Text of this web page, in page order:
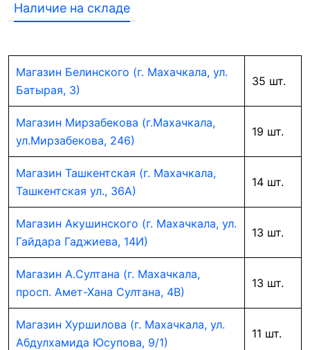
Наличие на складе
Магазин Белинского (г. Махачкала, ул.
Батырая, 3)
35 шт.
Магазин Мирзабекова (г.Махачкала,
ул.Мирзабекова, 246)
19 шт.
Магазин Ташкентская (г. Махачкала,
Ташкентская ул., 36А)
14 шт.
Магазин Акушинского (г. Махачкала, ул.
Гайдара Гаджиева, 14И)
13 шт.
Магазин А.Султана (г. Махачкала,
просп. Амет-Хана Султана, 4В)
13 шт.
Магазин Хуршилова (г. Махачкала, ул.
Абдулхамида Юсупова, 9/1)
11 шт.